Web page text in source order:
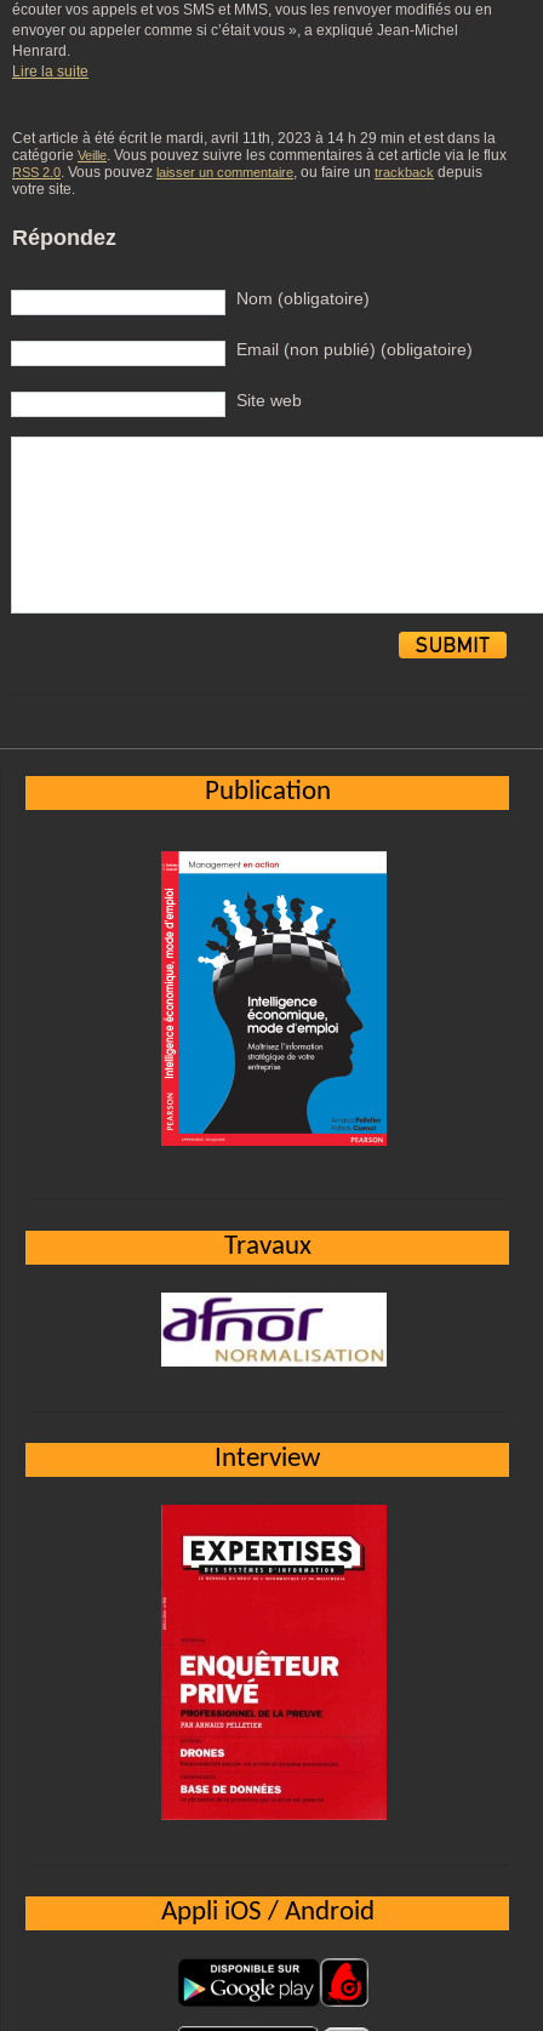
écouter vos appels et vos SMS et MMS, vous les renvoyer modifiés ou en
envoyer ou appeler comme si c’était vous », a expliqué Jean-Michel
Henrard.
Lire la suite
Cet article à été écrit le mardi, avril 11th, 2023 à 14 h 29 min et est dans la
catégorie Veille. Vous pouvez suivre les commentaires à cet article via le flux
RSS 2.0. Vous pouvez laisser un commentaire, ou faire un trackback depuis
votre site.
Répondez
Nom (obligatoire)
Email (non publié) (obligatoire)
Site web
Publication
Travaux
Interview
Appli iOS / Android